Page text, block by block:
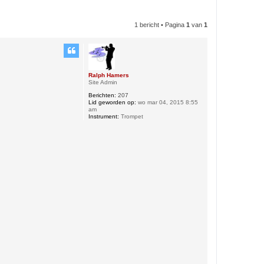
1 bericht • Pagina 1 van 1
Ralph Hamers
Site Admin
Berichten: 207
Lid geworden op: wo mar 04, 2015 8:55
am
Instrument: Trompet